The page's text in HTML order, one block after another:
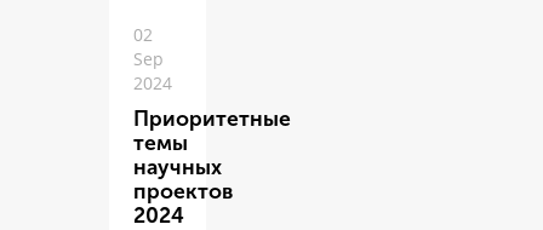
02
Sep
2024
Приоритетные
темы
научных
проектов
2024